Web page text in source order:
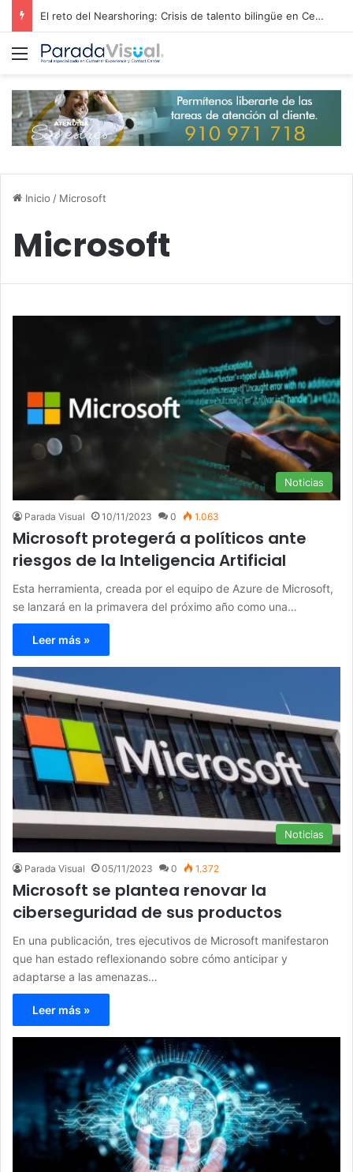
El reto del Nearshoring: Crisis de talento bilingüe en Centroamérica dispara los salarios de entrada un 15%
Menú
Inicio / Microsoft
Microsoft
Noticias
Parada Visual 10/11/2023 0 1.063
Microsoft protegerá a políticos ante
riesgos de la Inteligencia Artificial
Esta herramienta, creada por el equipo de Azure de Microsoft,
se lanzará en la primavera del próximo año como una…
Leer más »
Noticias
Parada Visual 05/11/2023 0 1.372
Microsoft se plantea renovar la
ciberseguridad de sus productos
En una publicación, tres ejecutivos de Microsoft manifestaron
que han estado reflexionando sobre cómo anticipar y
adaptarse a las amenazas…
Leer más »